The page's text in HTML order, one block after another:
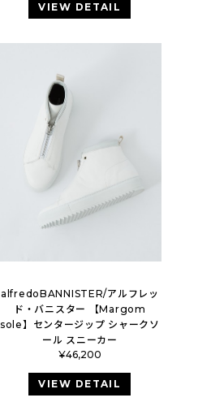
VIEW DETAIL
alfredoBANNISTER/アルフレッ
ド・バニスター 【Margom
sole】センタージップ シャークソ
ール スニーカー
¥46,200
VIEW DETAIL